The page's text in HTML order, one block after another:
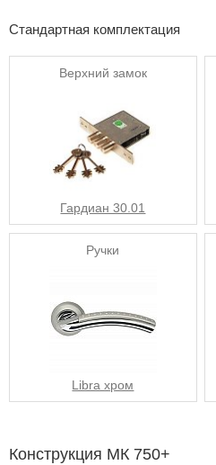
Стандартная комплектация
Верхний замок
Гардиан 30.01
Ручки
Libra хром
Конструкция МК 750+